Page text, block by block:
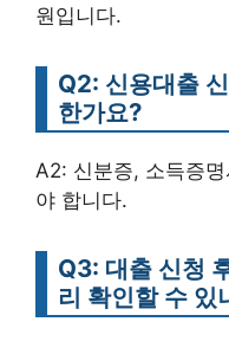
원입니다.
Q2: 신용대출
한가요?
A2: 신분증, 소득증
야 합니다.
Q3: 대출 신청
리 확인할 수 있